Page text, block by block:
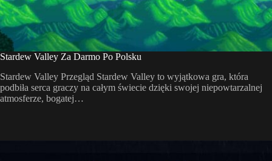
Stardew Valley Za Darmo Po Polsku
Stardew Valley Przegląd Stardew Valley to wyjątkowa gra, która
podbiła serca graczy na całym świecie dzięki swojej niepowtarzalnej
atmosferze, bogatej…